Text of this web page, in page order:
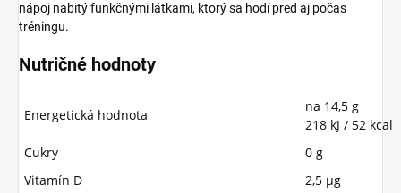
nápoj nabitý funkčnými látkami, ktorý sa hodí pred aj počas
tréningu.
Nutričné hodnoty
Energetická hodnota
na 14,5 g
218 kJ / 52 kcal
Cukry
0 g
Vitamín D
2,5 µg